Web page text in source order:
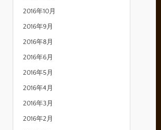
2016年10月
2016年9月
2016年8月
2016年6月
2016年5月
2016年4月
2016年3月
2016年2月